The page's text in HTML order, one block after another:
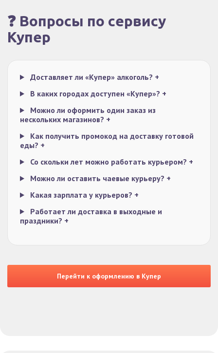
❓ Вопросы по сервису
Купер
Доставляет ли «Купер» алкоголь? +
В каких городах доступен «Купер»? +
Можно ли оформить один заказ из
нескольких магазинов? +
Как получить промокод на доставку готовой
еды? +
Со скольки лет можно работать курьером? +
Можно ли оставить чаевые курьеру? +
Какая зарплата у курьеров? +
Работает ли доставка в выходные и
праздники? +
Перейти к оформлению в Купер